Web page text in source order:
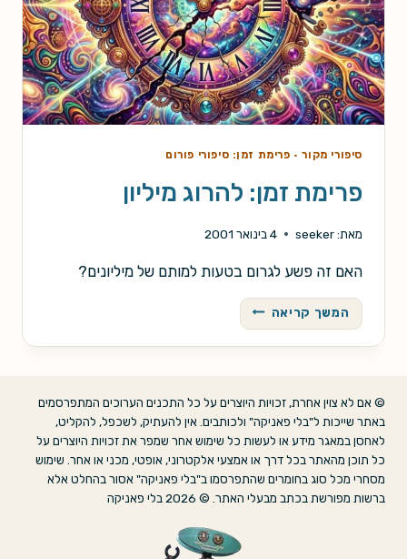
סיפורי מקור· פרימת זמן: סיפורי פורום
פרימת זמן: להרוג מיליון
מאת:seeker 4 בינואר 2001
האם זה פשע לגרום בטעות למותם של מיליונים?
המשך קריאה פרימת
זמן:
להרוג
© אם לא צוין אחרת, זכויות היוצרים על כל התכנים הערוכים המתפרסמים
באתר שייכות ל"בלי פאניקה" ולכותבים. אין להעתיק, לשכפל, להקליט,
לאחסן במאגר מידע או לעשות כל שימוש אחר שמפר את זכויות היוצרים על
כל תוכן מהאתר בכל דרך או אמצעי אלקטרוני, אופטי, מכני או אחר. שימוש
מסחרי מכל סוג בחומרים שהתפרסמו ב"בלי פאניקה" אסור בהחלט אלא
ברשות מפורשת בכתב מבעלי האתר. © 2026 בלי פאניקה